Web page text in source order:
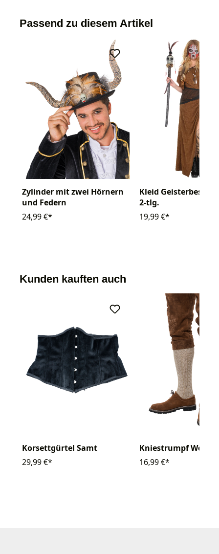
Passend zu diesem Artikel
Zylinder mit zwei Hörnern
und Federn
24,99 €*
Kleid
2-tlg.
19,99 €*
Kunden kauften auch
Korsettgürtel Samt
29,99 €*
Kniestrumpf Wolle
16,99 €*